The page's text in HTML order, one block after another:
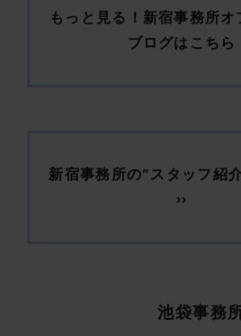
もっと見る！新宿事務所
ブログはこちら
新宿事務所の”スタッフ紹
››
池袋事務